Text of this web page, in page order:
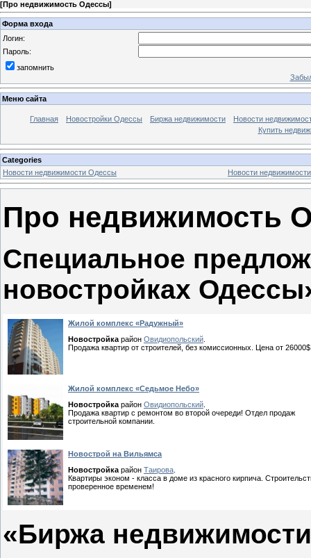
[Про недвижимость Одессы]
Форма входа
Логин:
Пароль:
запомнить
Меню сайта
Главная Новостройки Одессы Биржа недвижимости
Новости
Купить
Categories
Новости недвижимости Одессы
Новости
Про недвижимость
Специальное
новостройках
Жилой комплекс «Радужный»
Новостройка район Овидиопольский
Продажа квартир от строителей, без комиссионных. Цена от 26000$
Жилой комплекс «Седьмое Небо»
Новостройка район Овидиопольский
Продажа квартир с ремонтом во второй очереди! Отдел продаж
строительной компании.
Новострой на Вильямса
Новостройка район Таирова
Квартиры эконом - класса в доме из красного кирпича.
проверенное временем!
«Биржа